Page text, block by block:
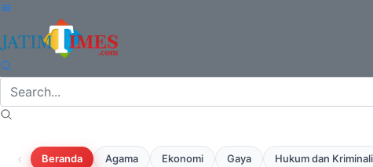
‹ Beranda Agama Ekonomi Gaya Hukum dan